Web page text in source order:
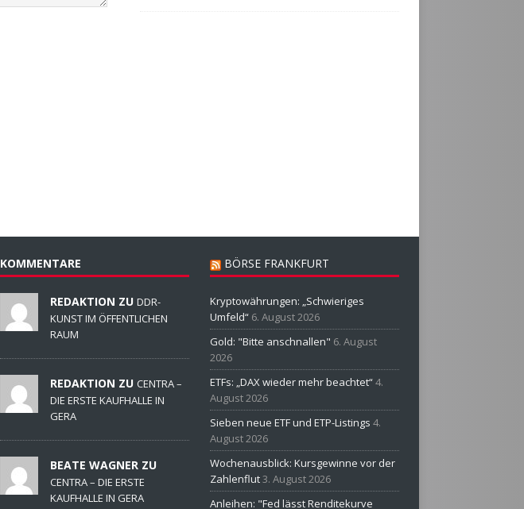
KOMMENTARE
REDAKTION ZU DDR-
KUNST IM ÖFFENTLICHEN
RAUM
REDAKTION ZU CENTRA –
DIE ERSTE KAUFHALLE IN
GERA
BEATE WAGNER ZU
CENTRA – DIE ERSTE
KAUFHALLE IN GERA
BÖRSE FRANKFURT
Kryptowährungen: „Schwieriges
Umfeld“ 6. August 2026
Gold: "Bitte anschnallen" 6. August
2026
ETFs: „DAX wieder mehr beachtet“4.
August 2026
Sieben neue ETF und ETP-Listings 4.
August 2026
Wochenausblick: Kursgewinne vor der
Zahlenflut3. August 2026
Anleihen: "Fed lässt Renditekurve